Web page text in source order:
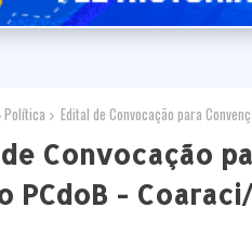
Política Edital de Convocação para
Convocação
PCdoB -